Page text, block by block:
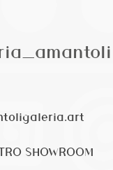
SHOWROOM